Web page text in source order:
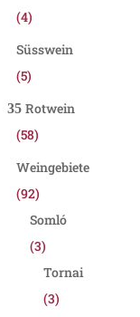
(4)
Süsswein
(5)
Rotwein
(58)
Weingebiete
(92)
Somló
(3)
Tornai
(3)